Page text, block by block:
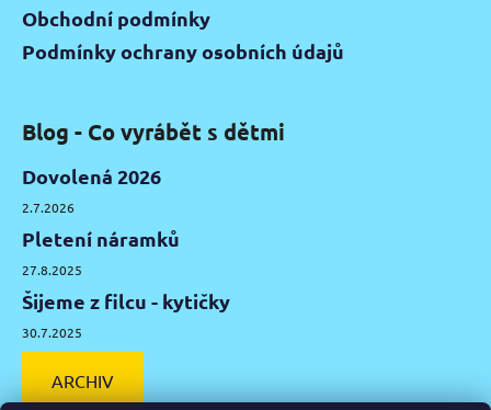
Obchodní podmínky
Podmínky ochrany osobních údajů
Blog - Co vyrábět s dětmi
Dovolená 2026
2.7.2026
Pletení náramků
27.8.2025
Šijeme z filcu - kytičky
30.7.2025
ARCHIV